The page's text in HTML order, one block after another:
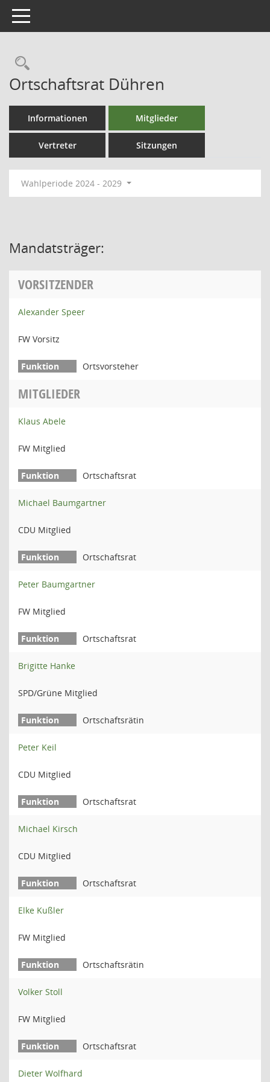
Toggle navigation
Ortschaftsrat Dühren
Informationen Mitglieder
Vertreter Sitzungen
Wahlperiode 2024 - 2029
Mandatsträger:
VORSITZENDER
Alexander Speer
FW Vorsitz
Ortsvorsteher
MITGLIEDER
Klaus Abele
FW Mitglied
Ortschaftsrat
Michael Baumgartner
CDU Mitglied
Ortschaftsrat
Peter Baumgartner
FW Mitglied
Ortschaftsrat
Brigitte Hanke
SPD/Grüne Mitglied
Ortschaftsrätin
Peter Keil
CDU Mitglied
Ortschaftsrat
Michael Kirsch
CDU Mitglied
Ortschaftsrat
Elke Kußler
FW Mitglied
Ortschaftsrätin
Volker Stoll
FW Mitglied
Ortschaftsrat
Dieter Wolfhard